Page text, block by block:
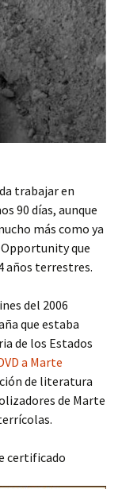
trabajar en
90 días, aunque
más como ya
que
años terrestres.
del 2006
que estaba
de los Estados
a Marte
de literatura
de Marte
certificado